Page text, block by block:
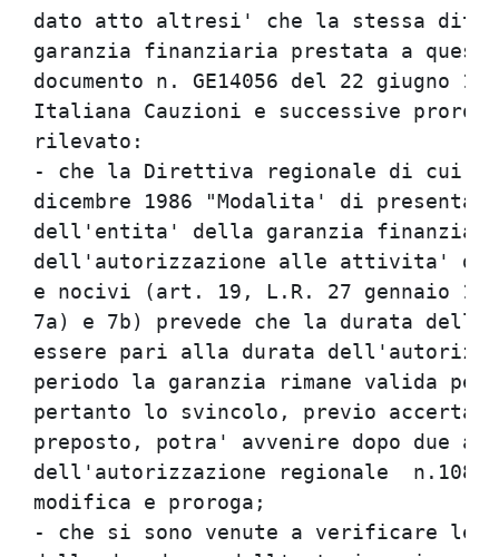
dato atto altresi' che la
garanzia finanziaria prestata
documento n. GE14056 del 22
Italiana Cauzioni e
- che la Direttiva regionale
dicembre 1986 "Modalita' di
dell'entita' della garanzia
dell'autorizzazione alle
e nocivi (art. 19, L.R. 27
7a) e 7b) prevede che la
essere pari alla durata
periodo la garanzia rimane
pertanto lo svincolo, previo
preposto, potra' avvenire
dell'autorizzazione regionale
modifica
- che si sono venute a